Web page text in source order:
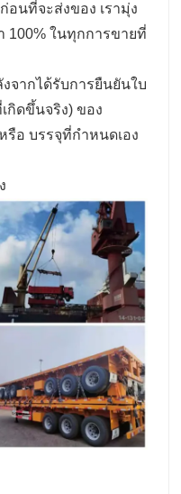
อนที่จะส่งของ เรามุ่ง
100% ในทุกการขายที่
จากได้รับการยืนยันใบ
กิดขึ้นจริง) ของ
รือ บรรจุที่กําหนดเอง